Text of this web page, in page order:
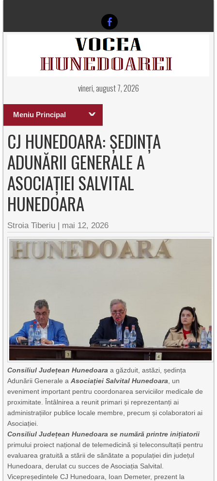
vineri, august 7, 2026
Meniu Principal
CJ HUNEDOARA: ȘEDINȚA
ADUNĂRII GENERALE A
ASOCIAȚIEI SALVITAL
HUNEDOARA
Stroia Tiberiu | mai 12, 2026
Consiliul Județean Hunedoara a găzduit, astăzi, ședința
Adunării Generale aAsociației Salvital Hunedoara , un
eveniment important pentru coordonarea serviciilor medicale de
proximitate. Întâlnirea a reunit primari și reprezentanți ai
administrațiilor publice locale membre, precum și colaboratori ai
Asociației.
Consiliul Județean Hunedoara se numără printre inițiatorii
primului proiect național de telemedicină și teleconsultații pentru
evaluarea gratuită a stării de sănătate a populației din județul
Hunedoara, derulat cu succes de Asociația Salvital.
Vicepreședintele CJ Hunedoara, Ioan Demeter, prezent la